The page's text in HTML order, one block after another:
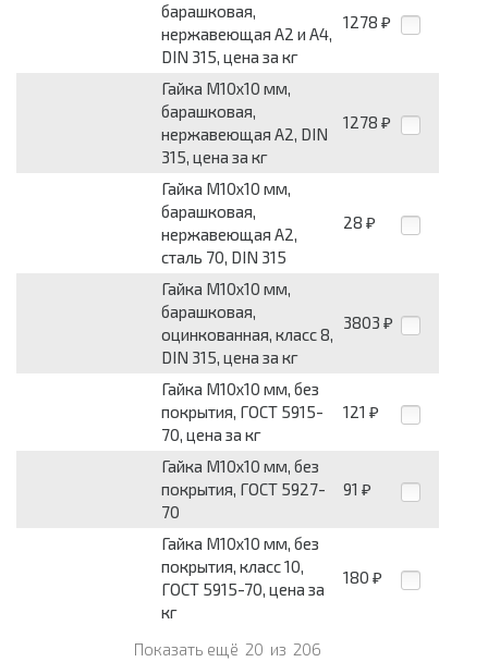
барашковая,
нержавеющая А2 и А4,
DIN 315, цена за кг
1278 ₽
Гайка М10x10 мм,
барашковая,
нержавеющая А2, DIN
315, цена за кг
1278 ₽
Гайка М10x10 мм,
барашковая,
нержавеющая А2,
сталь 70, DIN 315
28 ₽
Гайка М10x10 мм,
барашковая,
оцинкованная, класс 8,
DIN 315, цена за кг
3803 ₽
Гайка М10x10 мм, без
покрытия, ГОСТ 5915-
70, цена за кг
121 ₽
Гайка М10x10 мм, без
покрытия, ГОСТ 5927-
70
91 ₽
Гайка М10x10 мм, без
покрытия, класс 10,
ГОСТ 5915-70, цена за
кг
180 ₽
Показать ещё 20 из 206